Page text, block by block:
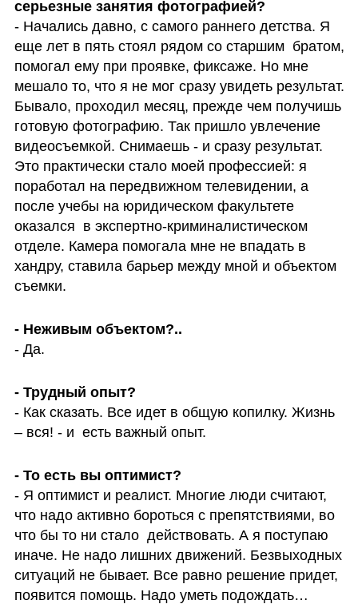
- Начались давно, с самого раннего детства. Я
еще лет в пять стоял рядом со старшим  братом,
помогал ему при проявке, фиксаже. Но мне
мешало то, что я не мог сразу увидеть результат.
Бывало, проходил месяц, прежде чем получишь
готовую фотографию. Так пришло увлечение
видеосъемкой. Снимаешь - и сразу результат.
Это практически стало моей профессией: я
поработал на передвижном телевидении, а
после учебы на юридическом факультете
оказался  в экспертно-криминалистическом
отделе. Камера помогала мне не впадать в
хандру, ставила барьер между мной и объектом
съемки.
- Да.
- Как сказать. Все идет в общую копилку. Жизнь
– вся! - и  есть важный опыт.
- Я оптимист и реалист. Многие люди считают,
что надо активно бороться с препятствиями, во
что бы то ни стало  действовать. А я поступаю
иначе. Не надо лишних движений. Безвыходных
ситуаций не бывает. Все равно решение придет,
появится помощь. Надо уметь подождать…